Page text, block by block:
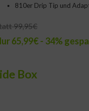
810er Drip Tip und
99,95€
65,99€ - 34%
Box